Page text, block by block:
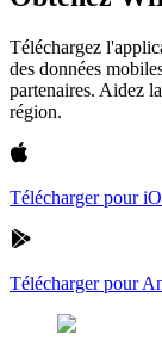
Téléchargez
des données
partenaires. Aidez
région.
Télécharger pour
Télécharger pour